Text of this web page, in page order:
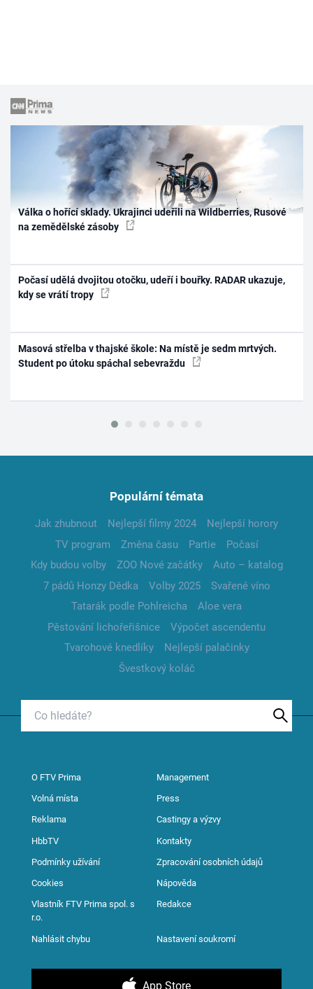
Válka o hořící sklady. Ukrajinci udeřili na Wildberries, Rusové
na zemědělské zásoby
Počasí udělá dvojitou otočku, udeří i bouřky. RADAR ukazuje,
kdy se vrátí tropy
Masová střelba v thajské škole: Na místě je sedm mrtvých.
Student po útoku spáchal sebevraždu
Populární témata
Jak zhubnout Nejlepší filmy 2024
Nejlepší horory
TV program
Změna času Partie
Počasí
Kdy budou volby
ZOO Nové začátky
Auto – katalog
7 pádů Honzy Dědka
Volby 2025
Svařené víno
Tatarák podle Pohlreicha
Aloe vera
Pěstování lichořeřišnice
Výpočet ascendentu
Tvarohové knedlíky
Nejlepší palačinky
Švestkový koláč
O FTV Prima Management
Volná místa Press
Reklama Castingy a výzvy
HbbTV Kontakty
Podmínky užívání Zpracování osobních údajů
Cookies Nápověda
Vlastník FTV Prima spol. s
r.o.
Redakce
Nahlásit chybu Nastavení soukromí
App Store